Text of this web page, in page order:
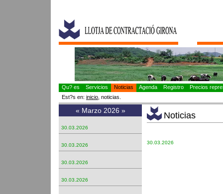
Qu? es Servicios Noticias Agenda Registro
Precios
Est?s en: inicio , noticias.
« Marzo 2026 »
30.03.2026
30.03.2026
30.03.2026
30.03.2026
Noticias
30.03.2026